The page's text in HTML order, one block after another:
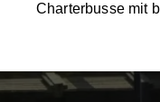
Charterbusse mit